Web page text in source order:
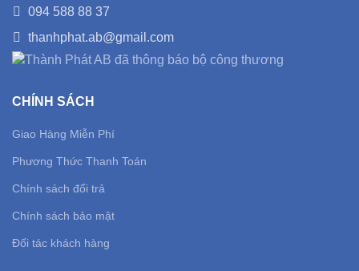
094 588 88 37
thanhphat.ab@gmail.com
CHÍNH SÁCH
Giao Hàng Miễn Phí
Phương Thức Thanh Toán
Chính sách đổi trả
Chính sách bảo mật
Đối tác khách hàng